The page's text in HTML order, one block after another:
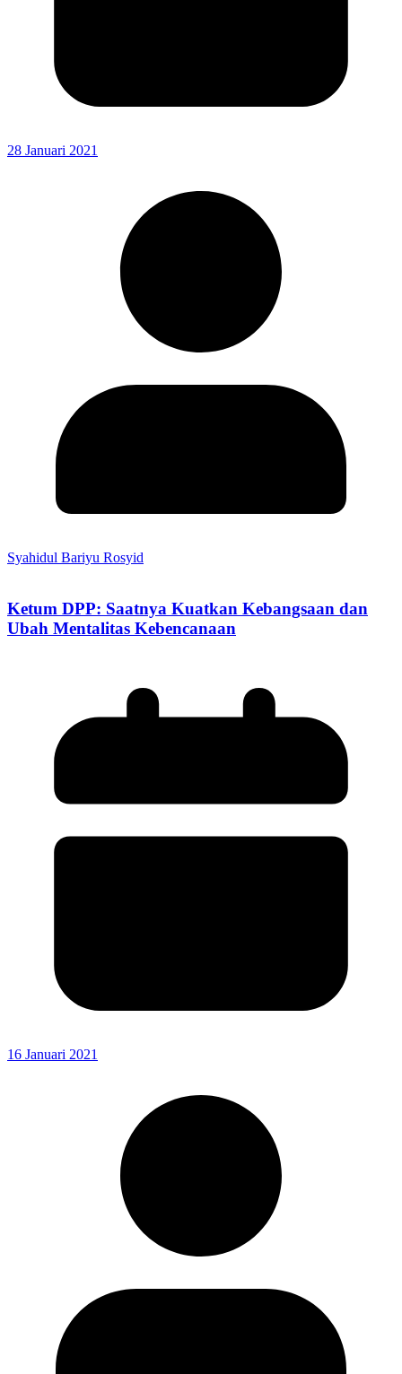
28 Januari 2021
Syahidul Bariyu Rosyid
Ketum DPP: Saatnya Kuatkan Kebangsaan dan
Ubah Mentalitas Kebencanaan
16 Januari 2021